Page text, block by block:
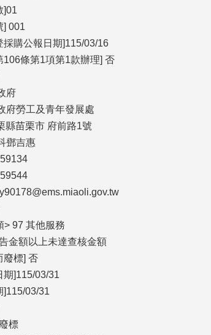
]01
] 001
採購公報日期]115/03/16
106條第1項第1款辦理] 否
府
府勞工及青年發展處
縣苗栗市 府前路1號
鄧吉惠
> 97 其他服務
金額以上未達查核金額
廢標] 否
期]115/03/31
]115/03/31
標